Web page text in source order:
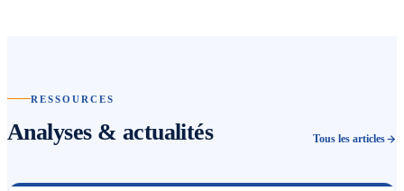
RESSOURCES
Analyses & actualités Tous les articles